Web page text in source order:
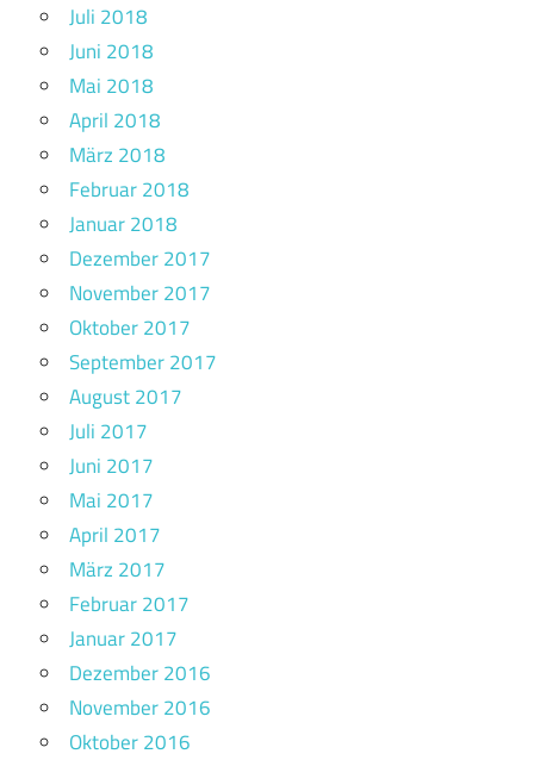
Juli 2018
Juni 2018
Mai 2018
April 2018
März 2018
Februar 2018
Januar 2018
Dezember 2017
November 2017
Oktober 2017
September 2017
August 2017
Juli 2017
Juni 2017
Mai 2017
April 2017
März 2017
Februar 2017
Januar 2017
Dezember 2016
November 2016
Oktober 2016